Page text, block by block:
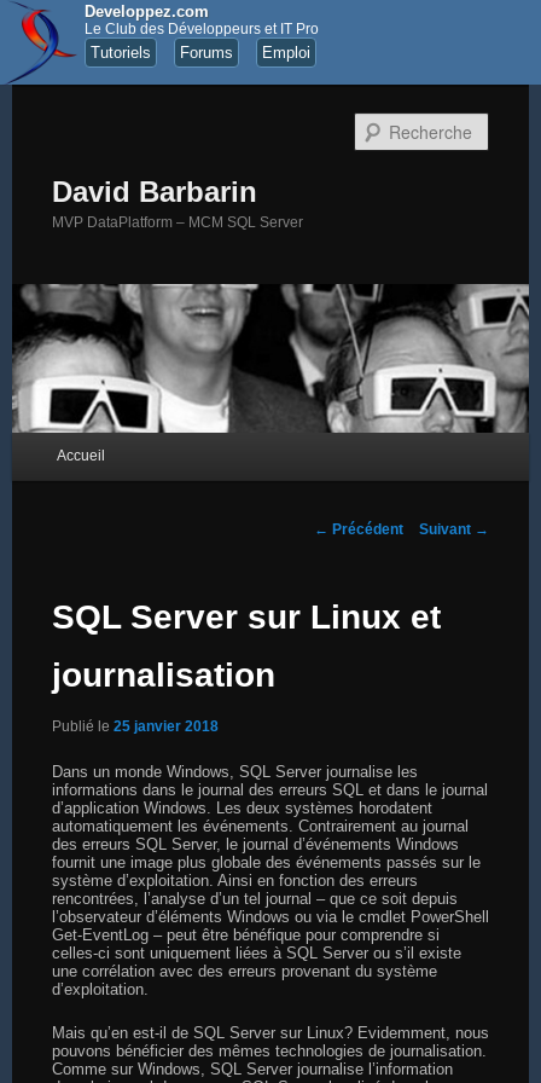
Developpez.com
Le Club des Développeurs et IT Pro
Tutoriels Forums Emploi
David Barbarin
MVP DataPlatform – MCM SQL Server
Aller au contenu principal
Aller au contenu secondaire
Accueil
Navigation des articles
← Précédent Suivant →
SQL Server sur Linux et
journalisation
Publié le 25 janvier 2018
Dans un monde Windows, SQL Server journalise les
informations dans le journal des erreurs SQL et dans le journal
d’application Windows. Les deux systèmes horodatent
automatiquement les événements. Contrairement au journal
des erreurs SQL Server, le journal d’événements Windows
fournit une image plus globale des événements passés sur le
système d’exploitation. Ainsi en fonction des erreurs
rencontrées, l’analyse d’un tel journal – que ce soit depuis
l’observateur d’éléments Windows ou via le cmdlet PowerShell
Get-EventLog – peut être bénéfique pour comprendre si
celles-ci sont uniquement liées à SQL Server ou s’il existe
une corrélation avec des erreurs provenant du système
d’exploitation.
Mais qu’en est-il de SQL Server sur Linux? Evidemment, nous
pouvons bénéficier des mêmes technologies de journalisation.
Comme sur Windows, SQL Server journalise l’information